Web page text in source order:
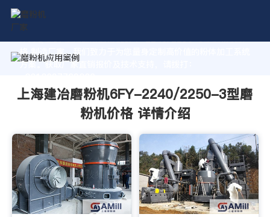
作为专业的 上海建冶磨粉机6FY-2240/2250-3型磨粉机价
格 制造厂家，我们致力于为您量身定制高价值的粉体加工系统
方案。获取厂家直销报价及技术支持，请拨打：
上海建冶磨粉机6FY-2240/2250-3型磨
粉机价格 详情介绍